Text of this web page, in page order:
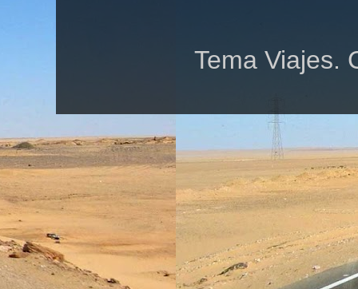
Tema Viajes.